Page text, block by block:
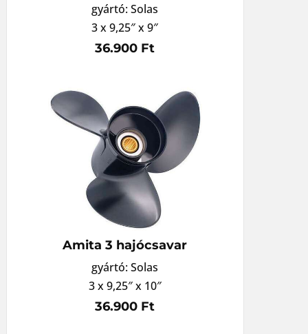
gyártó: Solas
3 x 9,25″ x 9″
36.900 Ft
Amita 3 hajócsavar
gyártó: Solas
3 x 9,25″ x 10″
36.900 Ft